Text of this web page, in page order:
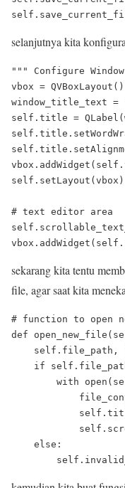
selanjutnya kita
""" Configure
vbox = QVBoxLayout()
window_title_text
self.title =
self.setLayout(vbox)
# text editor area
sekarang kita tentu
file, agar saat kita
# function to open
def
self.file_path,
if
with
    else: